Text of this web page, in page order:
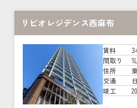
リビオレジデンス西麻布
賃料
間取り
住所
交通
竣工